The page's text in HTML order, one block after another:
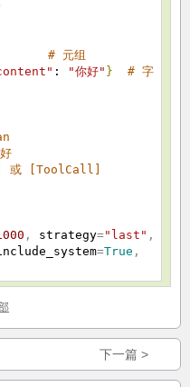
# 元组
: "你好" }
# 字
[ToolCall]
, strategy="last" ,
=True ,
下一篇 >